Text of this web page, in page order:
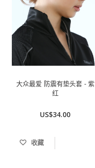
大众最爱 防震有垫头套 - 紫
红
US$34.00
收藏